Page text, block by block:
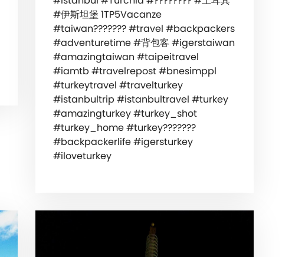
#伊斯坦堡 1TP5Vacanze
#taiwan??????? #travel #backpackers
#adventuretime #背包客 #igerstaiwan
#amazingtaiwan #taipeitravel
#iamtb #travelrepost #bnesimppl
#turkeytravel #travelturkey
#istanbultrip #istanbultravel #turkey
#amazingturkey #turkey_shot
#turkey_home #turkey???????
#backpackerlife #igersturkey
#iloveturkey